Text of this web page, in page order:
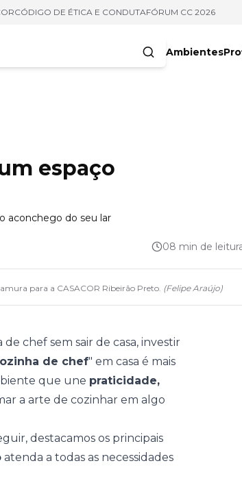
CÓDIGO DE ÉTICA E CONDUTAFÓRUM CC 2026
Ambientes
espaço
aconchego do seu lar
08 min de
para a CASACOR Ribeirão Preto. (Felipe Araújo)
chef sem sair de casa, investir
de chef" em casa é mais
que une praticidade,
a arte de cozinhar em algo
destacamos os principais
atenda a todas as necessidades